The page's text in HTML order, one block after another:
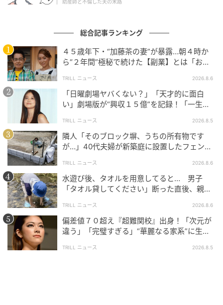
なかったので、こうして再会できて本当に嬉しかった
です。10年という時間が経ったとは思えないほど、み
んなのキャラクターがそのままで、それぞれが変わら
ず生きていたことに驚きました。アニメ作品として、
そしてケロロ軍曹のお仲間の一人として本作に参加で
きたことを光栄に思います。あの頃子どもだった皆さ
んにも、今まさに子どもでいる皆さんにも、この作品
がたくさんの方々に届いてくれたら嬉しいです。
■ムロツヨシ（メレブ役）
兎にも角にも『ケロロ軍曹』さまの世界にお邪魔にな
らないように、ただただちょいとアリな、そんなバッ
タリ交差する世界線も良ければ、と参加させてもらい
ました。久々にヨシヒコパーティで並んで、あの世界
で立ってみると、不思議なる空気、呼吸がバッチり合
うことに、驚きとあの日あの時たちは今でも存在する
助産師と不倫した夫の末路
総合記事ランキング
４５歳年下・“加藤茶の妻”が暴露…朝４時か
ら“２年間”極秘で続けた【副業】とは「お金
TRILL ニュース 2026.8.6
「日曜劇場ヤバくない？」「天才的に面白
い」劇場版が“興収１５億”を記録！「一生言
TRILL ニュース 2026.8.5
隣人「そのブロック塀、うちの所有物です
が…」40代夫婦が新築庭に設置したフェン
TRILL ニュース 2026.8.6
水遊び後、タオルを用意してると… 男子
「タオル貸してください」断った直後、親が
TRILL ニュース 2026.8.6
偏差値７０超え『超難関校』出身！「次元が
違う」「完璧すぎる」“華麗なる家系”に生ま
TRILL ニュース 2026.8.5